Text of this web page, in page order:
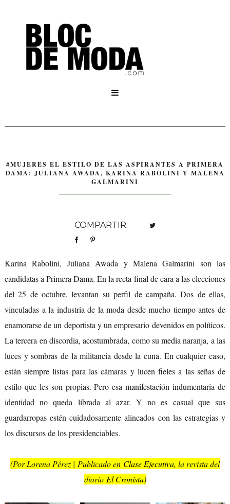

#MUJERES EL ESTILO DE LAS ASPIRANTES A PRIMERA
DAMA: JULIANA AWADA, KARINA RABOLINI Y MALENA
GALMARINI
COMPARTIR:
Karina Rabolini, Juliana Awada y Malena Galmarini son las
candidatas a Primera Dama. En la recta final de cara a las elecciones
del 25 de octubre, levantan su perfil de campaña. Dos de ellas,
vinculadas a la industria de la moda desde mucho tiempo antes de
enamorarse de un deportista y un empresario devenidos en políticos.
La tercera en discordia, acostumbrada, como su media naranja, a las
luces y sombras de la militancia desde la cuna. En cualquier caso,
están siempre listas para las cámaras y lucen fieles a las señas de
estilo que les son propias. Pero esa manifestación indumentaria de
identidad no queda librada al azar. Y no es casual que sus
guardarropas estén cuidadosamente alineados con las estrategias y
los discursos de los presidenciables.
(Por Lorena Pérez | Publicado en Clase Ejecutiva, la revista del
diario El Cronista)